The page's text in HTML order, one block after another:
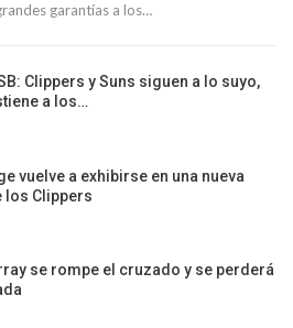
garantías a los…
Clippers y Suns siguen a lo suyo,
a los…
vuelve a exhibirse en una nueva
los Clippers
se rompe el cruzado y se perderá